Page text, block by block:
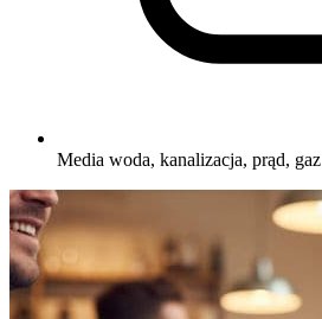
Media woda, kanalizacja, prąd, gaz